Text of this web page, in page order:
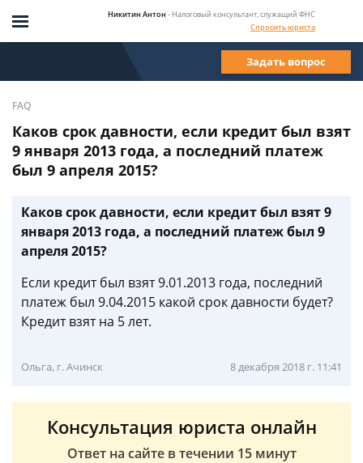
Никитин Антон - Налоговый консультант, служащий ФНС
Спросить юриста
Задать вопрос
FAQ
Каков срок давности, если кредит был взят
9 января 2013 года, а последний платеж
был 9 апреля 2015?
Каков срок давности, если кредит был взят 9
января 2013 года, а последний платеж был 9
апреля 2015?
Если кредит был взят 9.01.2013 года, последний
платеж был 9.04.2015 какой срок давности будет?
Кредит взят на 5 лет.
Ольга, г. Ачинск 8 декабря 2018 г. 11:41
Консультация юриста онлайн
Ответ на сайте в течении 15 минут